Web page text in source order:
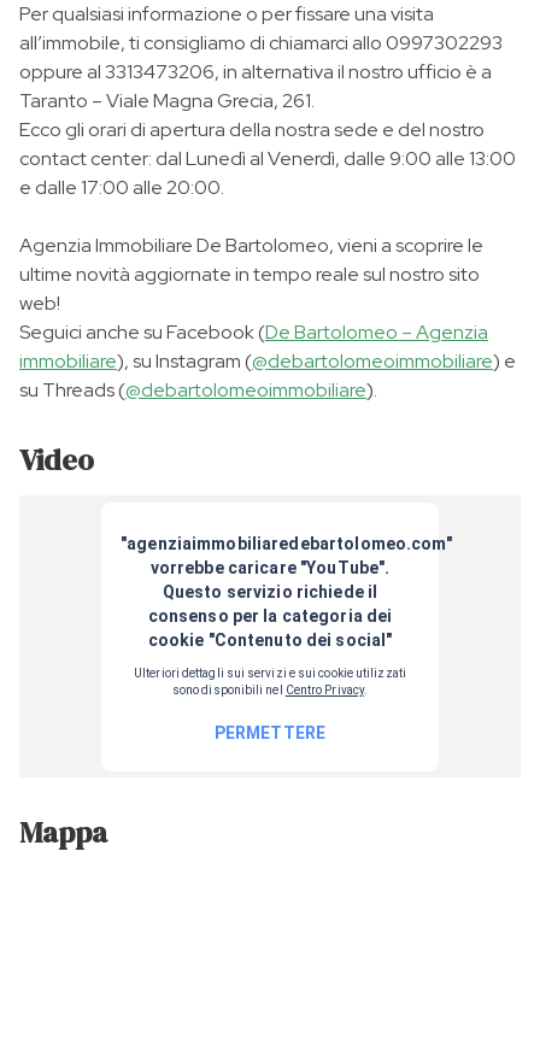
Per qualsiasi informazione o per fissare una visita
all’immobile, ti consigliamo di chiamarci allo 0997302293
oppure al 3313473206, in alternativa il nostro ufficio è a
Taranto – Viale Magna Grecia, 261.
Ecco gli orari di apertura della nostra sede e del nostro
contact center: dal Lunedì al Venerdì, dalle 9:00 alle 13:00
e dalle 17:00 alle 20:00.
Agenzia Immobiliare De Bartolomeo, vieni a scoprire le
ultime novità aggiornate in tempo reale sul nostro sito
web!
Seguici anche su Facebook (De Bartolomeo – Agenzia
immobiliare), su Instagram (@debartolomeoimmobiliare) e
su Threads (@debartolomeoimmobiliare).
Video
Mappa